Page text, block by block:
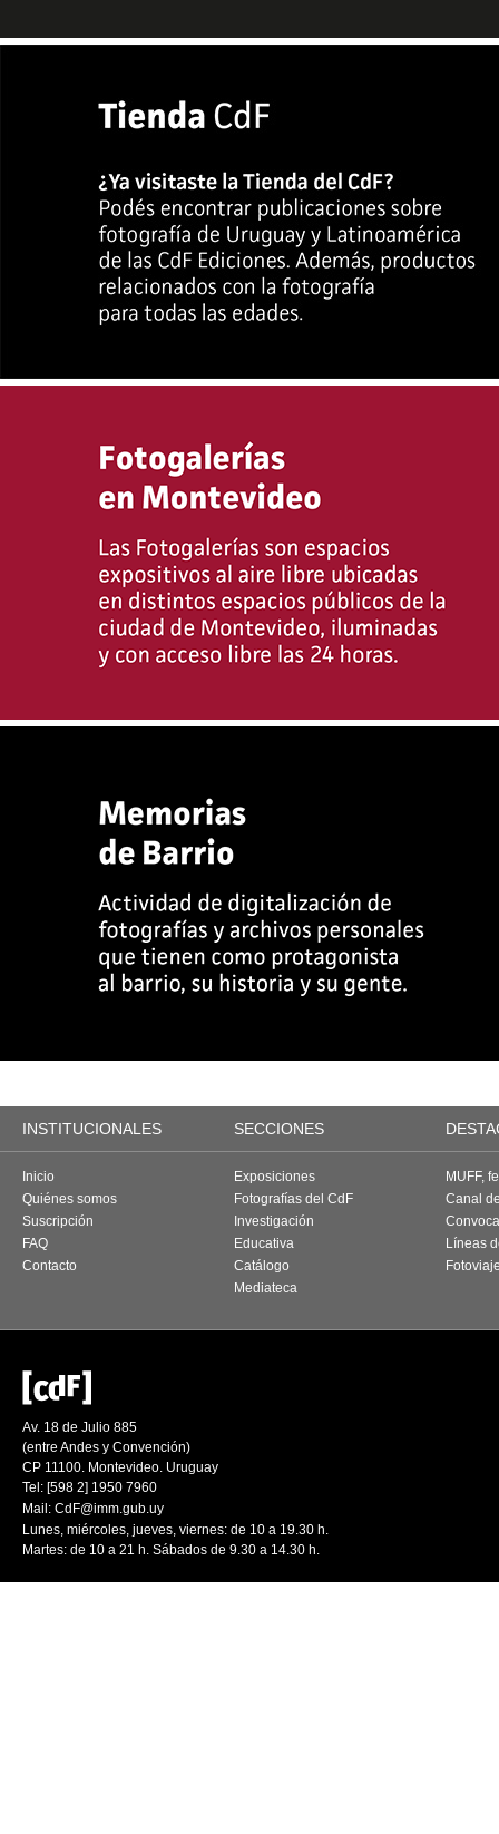
INSTITUCIONALES SECCIONES
Inicio
Quiénes somos
Suscripción
FAQ
Contacto
Exposiciones
Fotografías del CdF
Investigación
Educativa
Catálogo
Mediateca
MUFF,
Canal
Líneas
Av. 18 de Julio 885
(entre Andes y Convención)
CP 11100. Montevideo. Uruguay
Tel: [598 2] 1950 7960
Mail: CdF@imm.gub.uy
Lunes, miércoles, jueves, viernes: de 10 a 19.30 h.
Martes: de 10 a 21 h. Sábados de 9.30 a 14.30 h.